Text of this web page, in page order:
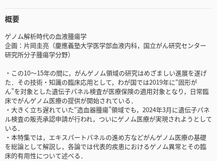
概要
ゲノム解析時代の血液腫瘍学
企画：片岡圭亮（慶應義塾大学医学部血液内科，国立がん研究センター
研究所分子腫瘍学分野）
・この10～15年の間に，がんゲノム領域の研究はめざましい進展を遂げ
た．その技術・知識の臨床応用として，わが国では2019年に“固形が
ん”を対象とした遺伝子パネル検査が医療保険の適用対象となり，日常臨
床でがんゲノム医療の提供が開始されている．
・大きく立ち遅れていた“造血器腫瘍”領域でも，2024年3月に遺伝子パネ
ル検査の販売承認申請が行われ，ついにゲノム医療が実現されようとして
いる．
・本特集では，エキスパートパネルの進め方などがんゲノム医療の基礎
を総論として解説し，各論では代表的疾患におけるゲノム異常とその臨
床的有用性について述べる．